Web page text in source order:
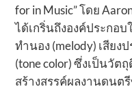
for in Music” โดย
ได้เกริ่นถึงองค์ประกอ
ทำนอง (melody) เสียง
(tone color) ซึ่งเป็นวั
สร้างสรรค์ผลงานดนต